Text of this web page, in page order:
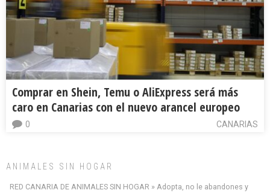
Comprar en Shein, Temu o AliExpress será más
caro en Canarias con el nuevo arancel europeo
CANARIAS
0
ANIMALES SIN HOGAR
RED CANARIA DE ANIMALES SIN HOGAR » Adopta, no le abandones y